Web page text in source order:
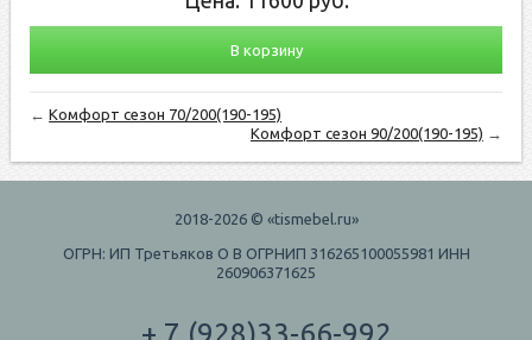
В корзину
←Комфорт сезон 70/200(190-195)
Комфорт сезон 90/200(190-195) →
2018-2026 © «tismebel.ru»
ОГРН: ИП Третьяков О В ОГРНИП 316265100055981 ИНН
260906371625
+ 7 (928)33-66-992